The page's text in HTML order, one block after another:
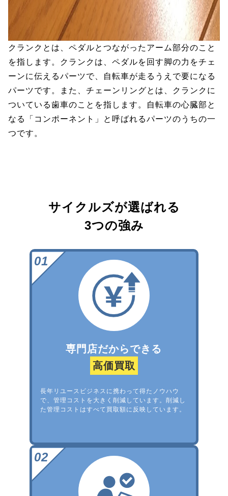
クランクとは、ペダルとつながったアーム部分のこと
を指します。クランクは、ペダルを回す脚の力をチェ
ーンに伝えるパーツで、自転車が走るうえで要になる
パーツです。また、チェーンリングとは、クランクに
ついている歯車のことを指します。自転車の心臓部と
なる「コンポーネント」と呼ばれるパーツのうちの一
つです。
サイクルズが選ばれる
3つの強み
専門店だからできる
高価買取
長年リユースビジネスに携わって得たノウハウ
で、管理コストを大きく削減しています。削減し
た管理コストはすべて買取額に反映しています。